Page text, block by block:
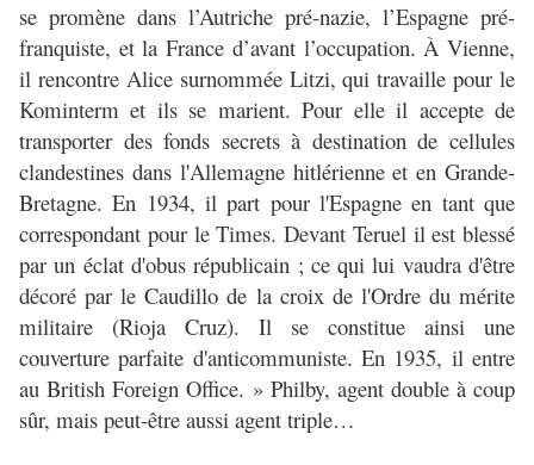
se promène dans l’Autriche pré-nazie, l’Espagne pré-
franquiste, et la France d’avant l’occupation. À Vienne,
il rencontre Alice surnommée Litzi, qui travaille pour le
Kominterm et ils se marient. Pour elle il accepte de
transporter des fonds secrets à destination de cellules
clandestines dans l'Allemagne hitlérienne et en Grande-
Bretagne. En 1934, il part pour l'Espagne en tant que
correspondant pour le Times. Devant Teruel il est blessé
par un éclat d'obus républicain ; ce qui lui vaudra d'être
décoré par le Caudillo de la croix de l'Ordre du mérite
militaire (Rioja Cruz). Il se constitue ainsi une
couverture parfaite d'anticommuniste. En 1935, il entre
au British Foreign Office. » Philby, agent double à coup
sûr, mais peut-être aussi agent triple…